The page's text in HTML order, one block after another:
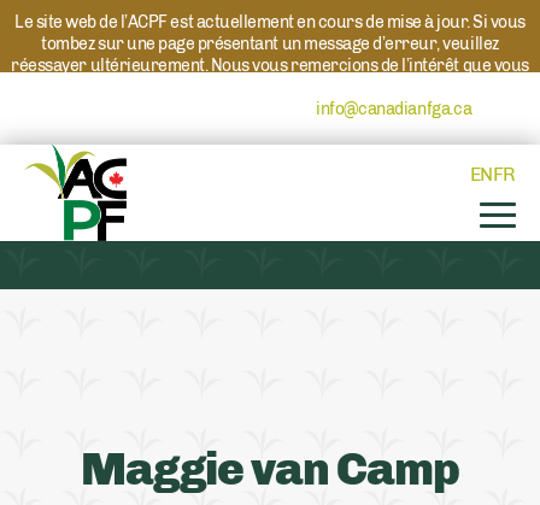
Le site web de l’ACPF est actuellement en cours de mise à jour. Si vous
tombez sur une page présentant un message d’erreur, veuillez
réessayer ultérieurement. Nous vous remercions de l’intérêt que vous
info@canadianfga.caet nous
ENFR
Maggie van Camp